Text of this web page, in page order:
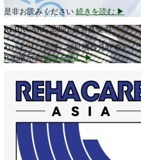
是非お読みください 続きを読む ▶
REHACARE 2026出展者募集中
リハビリ、介護、福祉機器分野でドイ
B2C展示会続きを読む ▶